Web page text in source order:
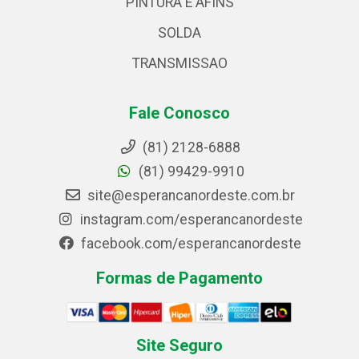
SOLDA
TRANSMISSAO
Fale Conosco
(81) 2128-6888
(81) 99429-9910
site@esperancanordeste.com.br
instagram.com/esperancanordeste
facebook.com/esperancanordeste
Formas de Pagamento
Site Seguro